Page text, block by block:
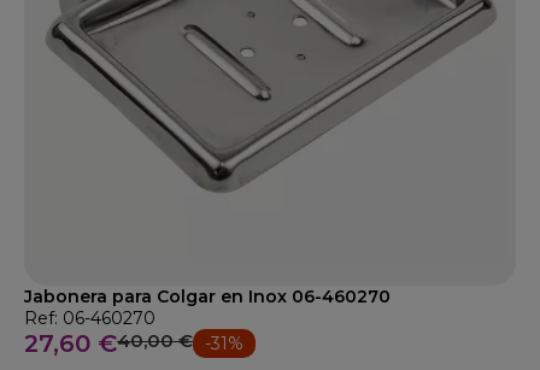
Jabonera para Colgar en Inox 06-460270
Ref: 06-460270
27,60 €40,00 € -31%